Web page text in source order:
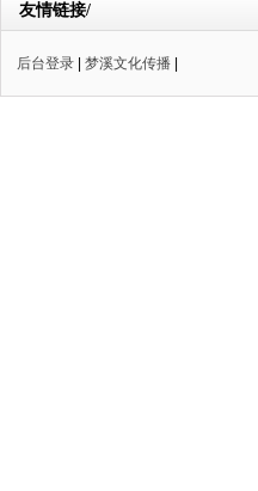
友情链接/
后台登录 梦溪文化传播